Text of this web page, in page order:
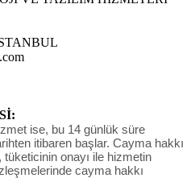
ise, bu 14 günlük süre
itibaren başlar. Cayma hakkı
onayı ile hizmetin
cayma hakkı